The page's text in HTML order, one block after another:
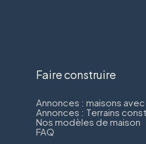
Faire construire
Annonces : maisons
Annonces : Terrains
Nos modèles de maison
FAQ